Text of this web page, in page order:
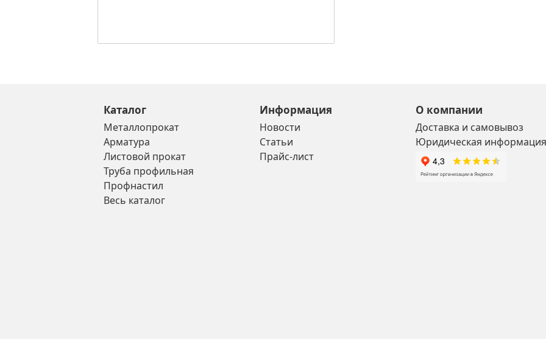
Каталог
Металлопрокат
Арматура
Листовой прокат
Труба профильная
Профнастил
Весь каталог
Информация
Новости
Статьи
Прайс-лист
О компании
Доставка и самовывоз
Юридическая информация